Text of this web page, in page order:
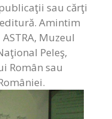
sau cărţi
Amintim
Muzeul
Peleş,
Român sau